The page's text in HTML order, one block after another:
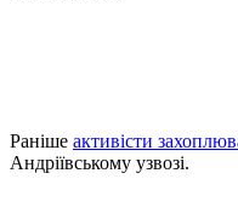
Раніше активісти
Андріївському узвозі.